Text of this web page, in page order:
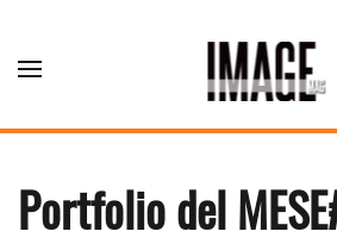
Skip to main content
Portfolio del